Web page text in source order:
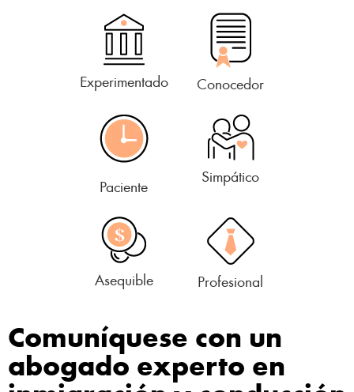
Experimentado Conocedor
Paciente
Simpático
Asequible Profesional
Comuníquese con un
abogado experto en